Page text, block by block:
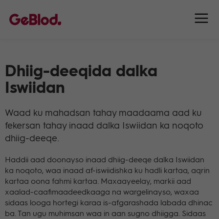
Dhiig-deeqida dalka
Iswiidan
Waad ku mahadsan tahay maadaama aad ku
fekersan tahay inaad dalka Iswiidan ka noqoto
dhiig-deeqe.
Haddii aad doonayso inaad dhiig-deeqe dalka Iswiidan
ka noqoto, waa inaad af-iswiidishka ku hadli kartaa, aqrin
kartaa oona fahmi kartaa. Maxaayeelay, markii aad
xaalad-caafimaadeedkaaga na wargelinayso, waxaa
sidaas looga hortegi karaa is-afgarashada labada dhinac
ba. Tan ugu muhimsan waa in aan sugno dhiigga. Sidaas